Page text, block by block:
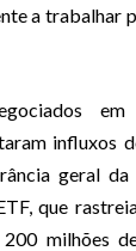
a trabalhar
influxos
geral da
que
milhões